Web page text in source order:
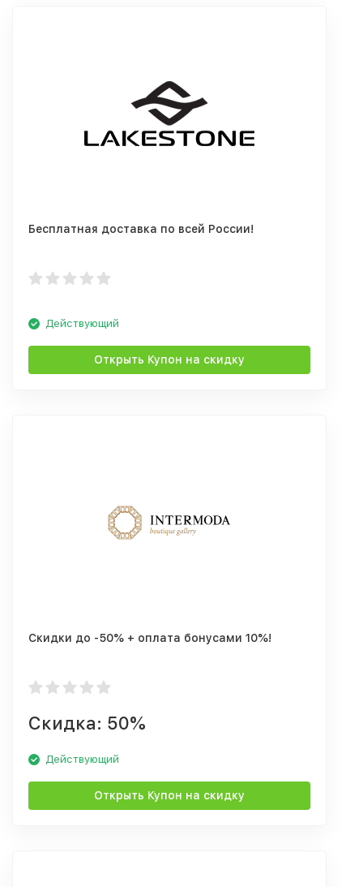
Бесплатная доставка по всей России!
Действующий
Открыть Купон на скидку
Скидки до -50% + оплата бонусами 10%!
Скидка: 50%
Действующий
Открыть Купон на скидку